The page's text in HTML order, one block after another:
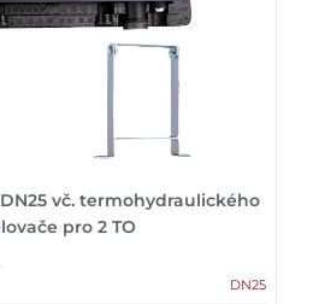
vč. termohydraulického
pro 2 TO
DN25